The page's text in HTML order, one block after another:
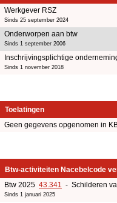
Werkgever RSZ
Sinds 25 september 2024
Onderworpen aan btw
Sinds 1 september 2006
Inschrijvingsplichtige
Sinds 1 november 2018
Toelatingen
Geen gegevens opgenomen in
Btw-activiteiten Nacebelcode
Btw 2025 43.341 - Schilderen
Sinds 1 januari 2025